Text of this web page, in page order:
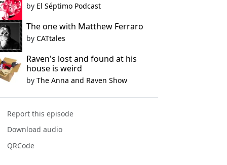
by El Séptimo Podcast
The one with Matthew Ferraro
by CATtales
Raven's lost and found at his
house is weird
by The Anna and Raven Show
Report this episode
Download audio
QRCode